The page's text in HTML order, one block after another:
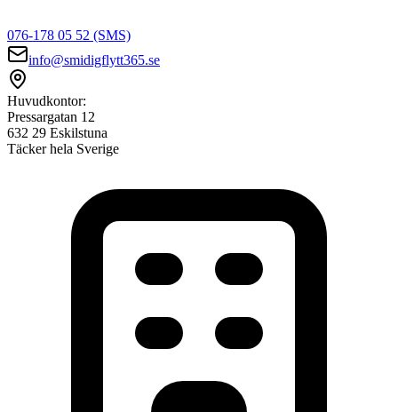
076-178 05 52 (SMS)
info@smidigflytt365.se
Huvudkontor:
Pressargatan 12
632 29 Eskilstuna
Täcker hela Sverige